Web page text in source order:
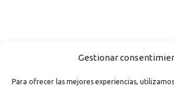
Gestionar
Para ofrecer las mejores experiencias,